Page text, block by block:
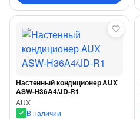
Настенный кондиционер AUX
ASW-H36A4/JD-R1
AUX
В наличии